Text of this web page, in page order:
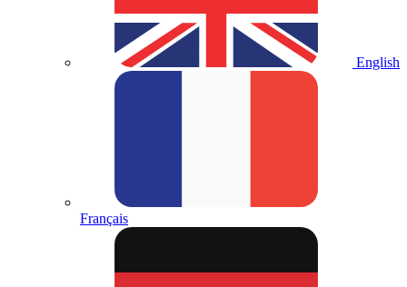
English
Français